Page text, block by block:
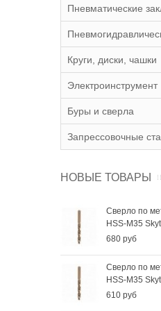
Пневматические
Круги, диски, чашки
Электроинструмент
Буры и сверла
Запрессовочные
НОВЫЕ ТОВАРЫ
Сверло по
HSS-M35
680 руб
Сверло по
HSS-M35
610 руб